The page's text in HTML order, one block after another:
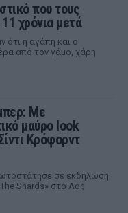
που τους
χρόνια μετά
ότι η αγάπη και ο
από τον γάμο, χάρη
Με
μαύρο look
Κρόφορντ
σε εκδήλωση
Shards» στο Λος